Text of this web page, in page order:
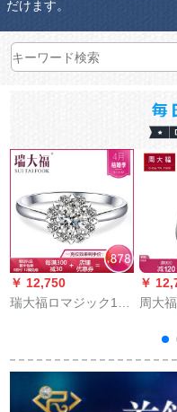
だけます。
￥ 12,750
瑞大福ロマジック18
ウヤの指轮をはじめ
とした女性用のダリ
ヤの指轮効果ドレー
￥
周大
ゴン
レヤ